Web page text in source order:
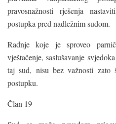
pravosnažnosti rješenja
postupka pred nadležnim sudom.
Radnje koje je sproveo
vještačenje, saslušavanje
taj sud, nisu bez važnosti zato
postupku.
Član 19